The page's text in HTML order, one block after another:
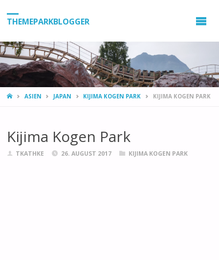
THEMEPARKBLOGGER
HOMEASIEN JAPAN KIJIMA KOGEN PARK KIJIMA KOGEN PARK
Kijima Kogen Park
TKATHKE 26. AUGUST 2017 KIJIMA KOGEN PARK